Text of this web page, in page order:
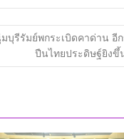
บุรีรัมย์พกระเบิดคาด่าน อี
ปืนไทยประดิษฐ์ยิงขึ้